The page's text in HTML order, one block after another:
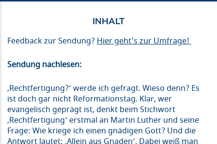
Feedback zur Sendung? Hier geht's zur Umfrage!
Sendung nachlesen:
‚Rechtfertigung?‘ werde ich gefragt. Wieso denn? Es
ist doch gar nicht Reformationstag. Klar, wer
evangelisch geprägt ist, denkt beim Stichwort
‚Rechtfertigung‘ erstmal an Martin Luther und seine
Frage: Wie kriege ich einen gnädigen Gott? Und die
Antwort lautet: ‚Allein aus Gnaden‘. Dabei weiß man